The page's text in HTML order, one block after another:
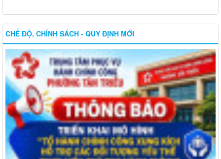
CHẾ ĐỘ, CHÍNH SÁCH - QUY ĐỊNH MỚI